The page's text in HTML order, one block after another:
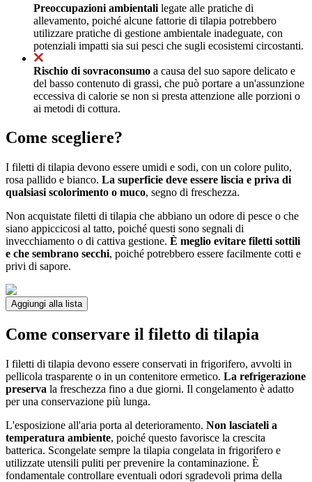
Preoccupazioni ambientali legate alle pratiche di
allevamento, poiché alcune fattorie di tilapia potrebbero
utilizzare pratiche di gestione ambientale inadeguate, con
potenziali impatti sia sui pesci che sugli ecosistemi circostanti.
Rischio di sovraconsumo a causa del suo sapore delicato e
del basso contenuto di grassi, che può portare a un'assunzione
eccessiva di calorie se non si presta attenzione alle porzioni o
ai metodi di cottura.
Come scegliere?
I filetti di tilapia devono essere umidi e sodi, con un colore pulito,
rosa pallido e bianco. La superficie deve essere liscia e priva di
qualsiasi scolorimento o muco, segno di freschezza.
Non acquistate filetti di tilapia che abbiano un odore di pesce o che
siano appiccicosi al tatto, poiché questi sono segnali di
invecchiamento o di cattiva gestione. È meglio evitare filetti sottili
e che sembrano secchi, poiché potrebbero essere facilmente cotti e
privi di sapore.
Aggiungi alla lista
Come conservare il filetto di tilapia
I filetti di tilapia devono essere conservati in frigorifero, avvolti in
pellicola trasparente o in un contenitore ermetico. La refrigerazione
preserva la freschezza fino a due giorni. Il congelamento è adatto
per una conservazione più lunga.
L'esposizione all'aria porta al deterioramento. Non lasciateli a
temperatura ambiente, poiché questo favorisce la crescita
batterica. Scongelate sempre la tilapia congelata in frigorifero e
utilizzate utensili puliti per prevenire la contaminazione. È
fondamentale controllare eventuali odori sgradevoli prima della